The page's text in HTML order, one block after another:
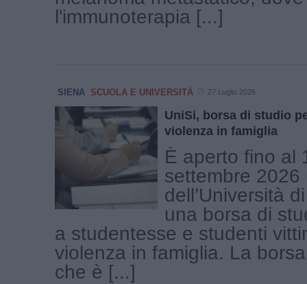
l'immunoterapia [...]
SIENA SCUOLA E UNIVERSITÀ 27 Luglio 2026
UniSi, borsa di studio
violenza in famiglia
È aperto fino al
settembre 2026
dell’Università
una borsa di
a studentesse e studenti
violenza in famiglia. La
che è [...]